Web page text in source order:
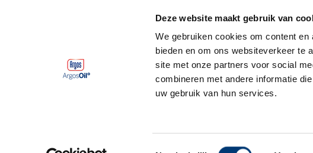
Deze website maakt gebruik van
We gebruiken cookies om content
bieden en om ons websiteverkeer te
site met onze partners voor social
combineren met andere informatie
uw gebruik van hun services.
Toestemmingsselectie